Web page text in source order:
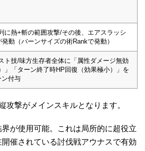
に熱+斬の範囲攻撃/その後、エアスラッシ
発動（バーンサイズの術Rankで発動）
ト技/味方生存者全体に「属性ダメージ無効
）」「ターン終了時HP回復（効果極小）」を
ン付与
攻撃がメインスキルとなります。
が使用可能。これは局所的に超役立
催されている討伐戦アウナスで有効